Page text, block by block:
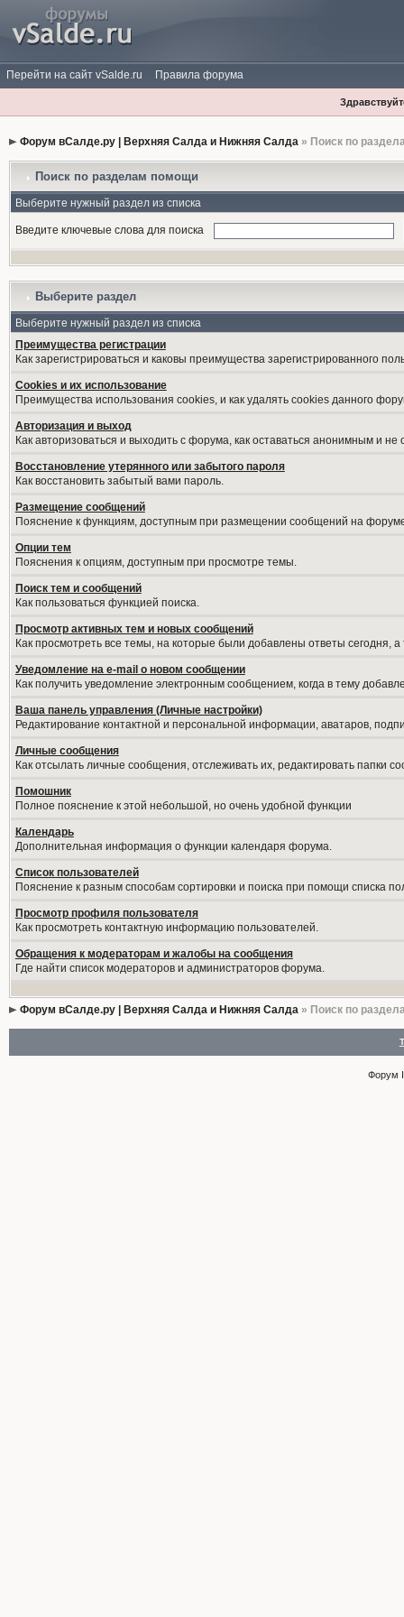
Перейти на сайт vSalde.ru Правила форума
Форум вСалде.ру | Верхняя Салда и Нижняя Салда» Поиск по
Поиск по разделам помощи
Выберите нужный раздел из списка
Введите ключевые слова для поиска
Выберите раздел
Выберите нужный раздел из списка
Преимущества регистрации
Как зарегистрироваться и каковы преимущества зарегистрированного
Cookies и их использование
Преимущества использования cookies, и как удалять cookies данного
Авторизация и выход
Как авторизоваться и выходить с форума, как оставаться анонимным и
Восстановление утерянного или забытого пароля
Как восстановить забытый вами пароль.
Размещение сообщений
Пояснение к функциям, доступным при размещении сообщений на
Опции тем
Пояснения к опциям, доступным при просмотре темы.
Поиск тем и сообщений
Как пользоваться функцией поиска.
Просмотр активных тем и новых сообщений
Как просмотреть все темы, на которые были добавлены ответы сегодня,
Уведомление на е-mail о новом сообщении
Как получить уведомление электронным сообщением, когда в тему
Ваша панель управления (Личные настройки)
Редактирование контактной и персональной информации, аватаров,
Личные сообщения
Как отсылать личные сообщения, отслеживать их, редактировать папки
Помошник
Полное пояснение к этой небольшой, но очень удобной функции
Календарь
Дополнительная информация о функции календаря форума.
Список пользователей
Пояснение к разным способам сортировки и поиска при помощи списка
Просмотр профиля пользователя
Как просмотреть контактную информацию пользователей.
Обращения к модераторам и жалобы на сообщения
Где найти список модераторов и администраторов форума.
Форум вСалде.ру | Верхняя Салда и Нижняя Салда» Поиск по
Форум